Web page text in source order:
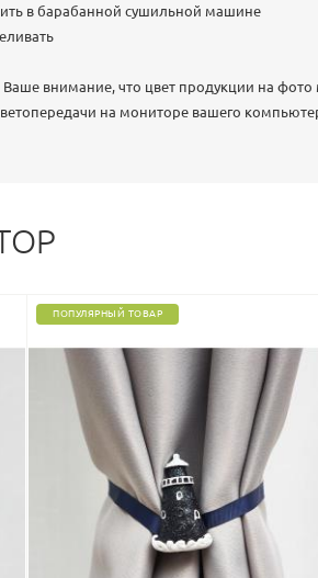
в барабанной сушильной машине
внимание, что цвет продукции на фото
на мониторе вашего
ПОПУЛЯРНЫЙ ТОВАР